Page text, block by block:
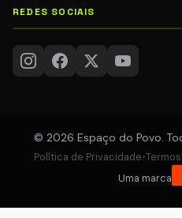
REDES SOCIAIS
© 2026 Espaço do Povo.
Política de Privacidade•
Uma marca